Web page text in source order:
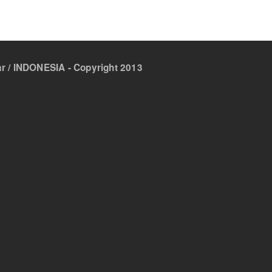
/ INDONESIA - Copyright 2013